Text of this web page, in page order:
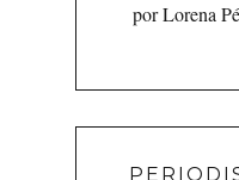
por Lorena